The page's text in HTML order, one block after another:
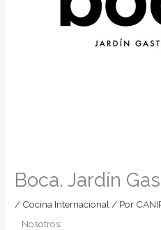
Boca. Jardín
/ Cocina Internacional / Por
Nosotros: